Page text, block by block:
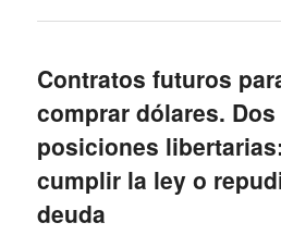
Contratos futuros
comprar dólares. Dos
posiciones libertarias:
cumplir la ley o
deuda